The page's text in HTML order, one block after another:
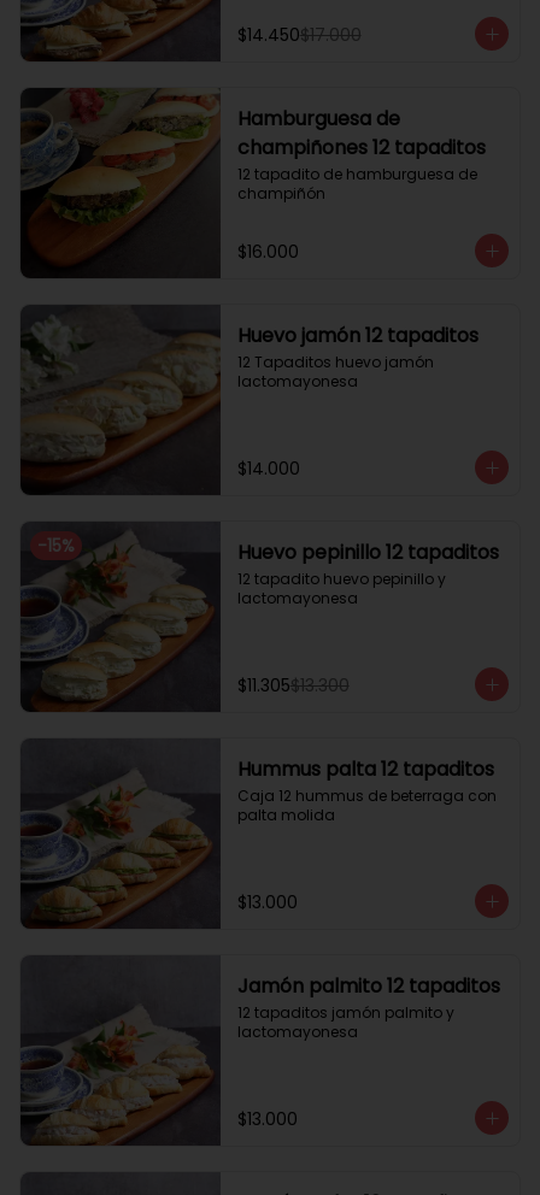
$14.450$17.000
Hamburguesa de
champiñones 12 tapaditos
12 tapadito de hamburguesa de
champiñón
$16.000
Huevo jamón 12 tapaditos
12 Tapaditos huevo jamón
lactomayonesa
$14.000
-15% Huevo pepinillo 12 tapaditos
12 tapadito huevo pepinillo y
lactomayonesa
$11.305$13.300
Hummus palta 12 tapaditos
Caja 12 hummus de beterraga con
palta molida
$13.000
Jamón palmito 12 tapaditos
12 tapaditos jamón palmito y
lactomayonesa
$13.000